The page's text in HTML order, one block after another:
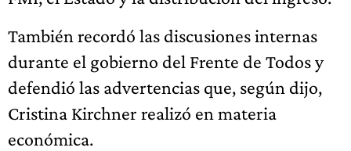
También recordó las discusiones internas
durante el gobierno del Frente de Todos y
defendió las advertencias que, según dijo,
Cristina Kirchner realizó en materia
económica.